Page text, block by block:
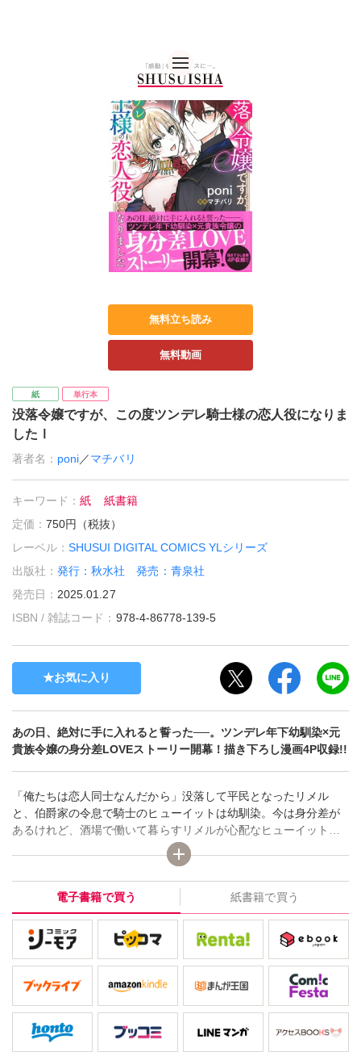
無料立ち読み
無料動画
紙 単行本
没落令嬢ですが、この度ツンデレ騎士様の恋人役になりま
したⅠ
著者名： poni／マチバリ
キーワード：紙
紙書籍
定価：750円（税抜）
レーベル：SHUSUI DIGITAL COMICS YLシリーズ
出版社：発行：秋水社 発売：青泉社
発売日： 2025.01.27
ISBN / 雑誌コード： 978-4-86778-139-5
お気に入り
あの日、絶対に手に入れると誓った──。ツンデレ年下幼馴染×元
貴族令嬢の身分差LOVEストーリー開幕！描き下ろし漫画4P収録!!
「俺たちは恋人同士なんだから」没落して平民となったリメル
と、伯爵家の令息で騎士のヒューイットは幼馴染。今は身分差が
あるけれど、酒場で働いて暮らすリメルが心配なヒューイット
は、嫌味を言いながらも時折顔を出しては様子を見に来てくれて
いた。年上のリメルにとって、彼は姉離れできない弟のように感
じていたのだけれど…。そんなある日、酒場でリメルが没落する
原因となった詐欺師と遭遇！犯人を捕まえるため、ヒューイット
と恋人のフリをして潜入捜査することに──!?年下幼馴染と偽装カ
ップル大作戦!!恋も任務もドキドキ必至の第1巻
電子書籍で買う 紙書籍で買う